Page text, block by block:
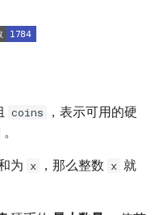
coins
，表示可用的硬
。
为 x ，那么整数 x 就